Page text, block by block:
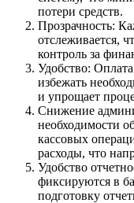
потери средств.
Прозрачность:
отслеживается,
контроль за
Удобство:
избежать
и упрощает
Снижение
необходимости
кассовых
расходы, что
Удобство
фиксируются в
подготовку